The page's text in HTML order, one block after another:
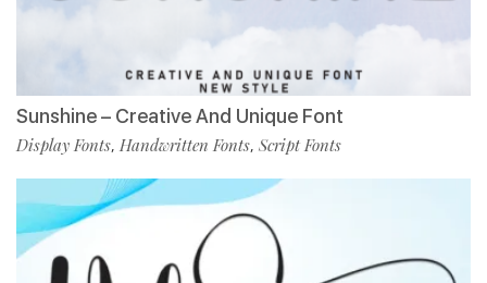
Sunshine – Creative And Unique Font
Display Fonts, Handwritten Fonts, Script Fonts